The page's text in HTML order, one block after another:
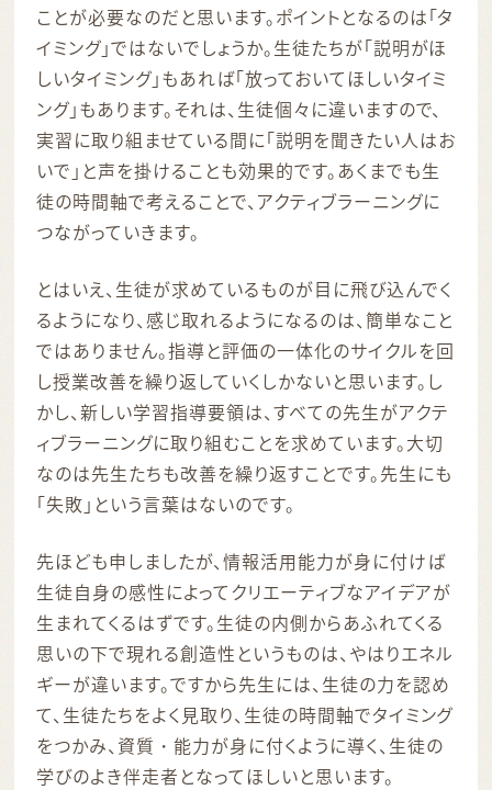
ことが必要なのだと思います。ポイントとなるのは「タ
イミング」ではないでしょうか。生徒たちが「説明がほ
しいタイミング」もあれば「放っておいてほしいタイミ
ング」もあります。それは、生徒個々に違いますので、
実習に取り組ませている間に「説明を聞きたい人はお
いで」と声を掛けることも効果的です。あくまでも生
徒の時間軸で考えることで、アクティブラーニングに
つながっていきます。
とはいえ、生徒が求めているものが目に飛び込んでく
るようになり、感じ取れるようになるのは、簡単なこと
ではありません。指導と評価の一体化のサイクルを回
し授業改善を繰り返していくしかないと思います。し
かし、新しい学習指導要領は、すべての先生がアクテ
ィブラーニングに取り組むことを求めています。大切
なのは先生たちも改善を繰り返すことです。先生にも
「失敗」という言葉はないのです。
先ほども申しましたが、情報活用能力が身に付けば
生徒自身の感性によってクリエーティブなアイデアが
生まれてくるはずです。生徒の内側からあふれてくる
思いの下で現れる創造性というものは、やはりエネル
ギーが違います。ですから先生には、生徒の力を認め
て、生徒たちをよく見取り、生徒の時間軸でタイミング
をつかみ、資質・能力が身に付くように導く、生徒の
学びのよき伴走者となってほしいと思います。